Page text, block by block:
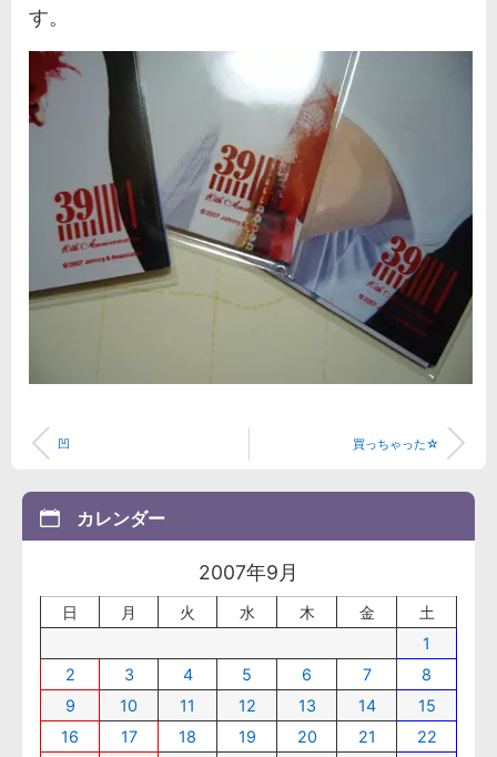
す。
凹 買っちゃった☆
カレンダー
2007年9月
日 月 火 水 木 金
土
1
2
3 4 5 6 7
8
9
10 11 12 13 14
15
16
17 18 19 20 21
22